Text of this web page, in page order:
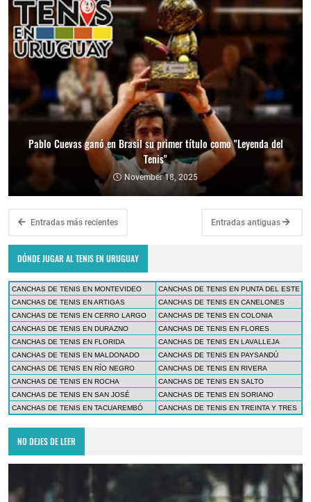
Pablo Cuevas ganó en Brasil su primer título como "Leyenda del
Tenis"
November 18, 2025
Entradas más recientes Entradas antiguas
DÓNDE JUGAR AL TENIS EN URUGUAY
CANCHAS DE TENIS EN MONTEVIDEO
CANCHAS DE TENIS EN PUNTA DEL ESTE
CANCHAS DE TENIS EN ARTIGAS
CANCHAS DE TENIS EN CANELONES
CANCHAS DE TENIS EN CERRO LARGO
CANCHAS DE TENIS EN COLONIA
CANCHAS DE TENIS EN DURAZNO
CANCHAS DE TENIS EN FLORES
CANCHAS DE TENIS EN FLORIDA
CANCHAS DE TENIS EN LAVALLEJA
CANCHAS DE TENIS EN MALDONADO
CANCHAS DE TENIS EN PAYSANDÚ
CANCHAS DE TENIS EN RÍO NEGRO
CANCHAS DE TENIS EN RIVERA
CANCHAS DE TENIS EN ROCHA
CANCHAS DE TENIS EN SALTO
CANCHAS DE TENIS EN SAN JOSÉ
CANCHAS DE TENIS EN SORIANO
CANCHAS DE TENIS EN TACUAREMBÓ
CANCHAS DE TENIS EN TREINTA Y TRES
NO DEJES DE LEER